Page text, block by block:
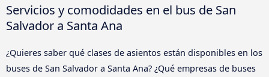
Servicios y comodidades en el bus de San
Salvador a Santa Ana
¿Quieres saber qué clases de asientos están disponibles en los
buses de San Salvador a Santa Ana? ¿Qué empresas de buses